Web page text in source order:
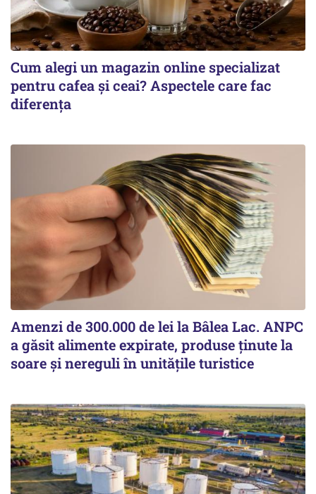
Cum alegi un magazin online specializat
pentru cafea și ceai? Aspectele care fac
diferența
Amenzi de 300.000 de lei la Bâlea Lac. ANPC
a găsit alimente expirate, produse ținute la
soare și nereguli în unitățile turistice